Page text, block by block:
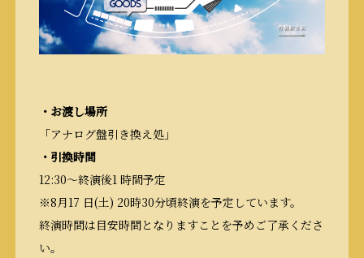
・お渡し場所
「アナログ盤引き換え処」
・引換時間
12:30～終演後1 時間予定
※8月17 日(土) 20時30分頃終演を予定しています。
終演時間は目安時間となりますことを予めご了承くださ
い。